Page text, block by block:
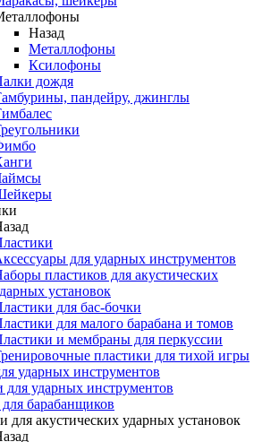
Назад
Металлофоны
Ксилофоны
дождя
пандейру, джинглы
для ударных инструментов
пластиков для акустических
установок
для бас-бочки
для малого барабана и томов
и мембраны для перкуссии
пластики для тихой игры
ударных инструментов
для ударных инструментов
для барабанщиков
для акустических ударных установок